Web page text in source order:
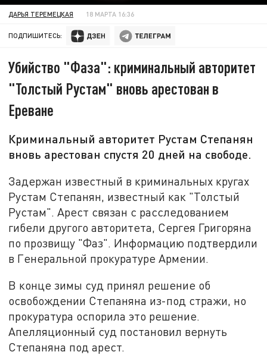
ДАРЬЯ ТЕРЕМЕЦКАЯ 18 МАРТА 16:36
ПОДПИШИТЕСЬ:
Убийство "Фаза": криминальный авторитет
"Толстый Рустам" вновь арестован в
Ереване
Криминальный авторитет Рустам Степанян
вновь арестован спустя 20 дней на свободе.
Задержан известный в криминальных кругах
Рустам Степанян, известный как "Толстый
Рустам". Арест связан с расследованием
гибели другого авторитета, Сергея Григоряна
по прозвищу "Фаз". Информацию подтвердили
в Генеральной прокуратуре Армении.
В конце зимы суд принял решение об
освобождении Степаняна из-под стражи, но
прокуратура оспорила это решение.
Апелляционный суд постановил вернуть
Степаняна под арест.